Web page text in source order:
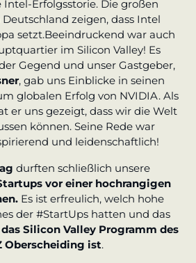
Intel-Erfolgsstorie. Die großen
zeigen, dass Intel
setzt.Beeindruckend war auch
im Silicon Valley! Es
Gegend und unser Gastgeber,
, gab uns Einblicke in seinen
globalen Erfolg von NVIDIA. Als
er uns gezeigt, dass wir die Welt
können. Seine Rede war
und leidenschaftlich!
durften schließlich unsere
vor einer hochrangigen
Es ist erfreulich, welch hohe
der #StartUps hatten und das
Silicon Valley Programm des
Oberscheiding ist.